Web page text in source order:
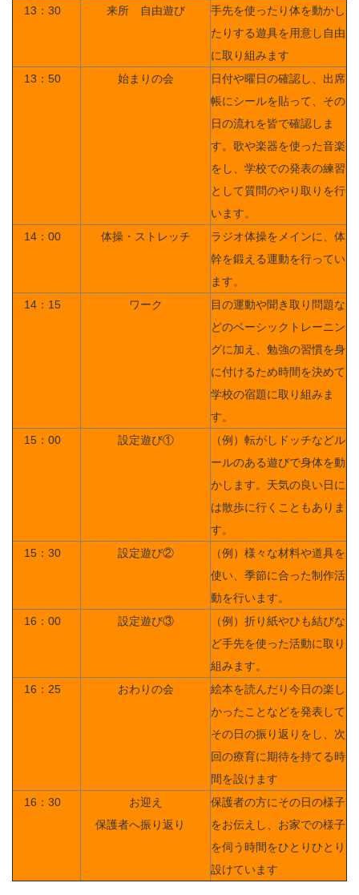
13：30 来所 自由遊び
手先を使ったり体を動かし
たりする遊具を用意し自由
に取り組みます
13：50
始まりの会
日付や曜日の確認し、出席
帳にシールを貼って、その
日の流れを皆で確認しま
す。歌や楽器を使った音楽
をし、学校での発表の練習
として質問のやり取りを行
います。
14：00
体操・ストレッチ
ラジオ体操をメインに、体
幹を鍛える運動を行ってい
ます。
14：15
ワーク
目の運動や聞き取り問題な
どのベーシックトレーニン
グに加え、勉強の習慣を身
に付けるため時間を決めて
学校の宿題に取り組みま
す。
15：00
設定遊び①
（例）転がしドッチなどル
ールのある遊びで身体を動
かします。天気の良い日に
は散歩に行くこともありま
す。
15：30
設定遊び②
（例）様々な材料や道具を
使い、季節に合った制作活
動を行います。
16：00
設定遊び③
（例）折り紙やひも結びな
ど手先を使った活動に取り
組みます。
16：25
おわりの会
絵本を読んだり今日の楽し
かったことなどを発表して
その日の振り返りをし、次
回の療育に期待を持てる時
間を設けます
16：30
お迎え
保護者へ振り返り
保護者の方にその日の様子
をお伝えし、お家での様子
を伺う時間をひとりひとり
設けています